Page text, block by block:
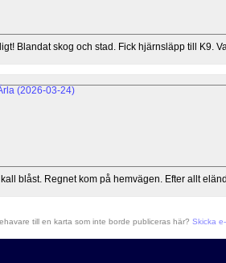
Blandat skog och stad. Fick hjärnsläpp till K9.
blåst. Regnet kom på hemvägen. Efter allt
till en karta som inte borde publiceras här? Skicka